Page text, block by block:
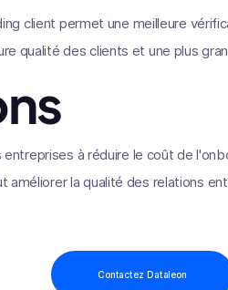
client permet une meilleure
qualité des clients et une plus
à réduire le coût de
améliorer la qualité des relations
Contactez Dataleon